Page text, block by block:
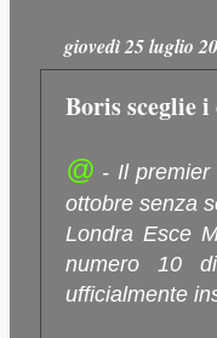
giovedì 25 luglio
Boris sceglie
@ - Il premier
ottobre senza
Londra Esce
numero 10
ufficialmente